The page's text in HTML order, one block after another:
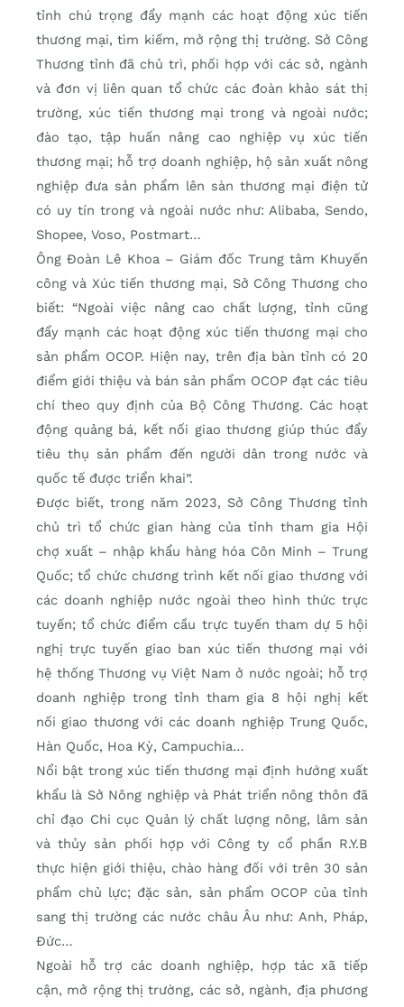
tỉnh chú trọng đẩy mạnh các hoạt động xúc tiến
thương mại, tìm kiếm, mở rộng thị trường. Sở Công
Thương tỉnh đã chủ trì, phối hợp với các sở, ngành
và đơn vị liên quan tổ chức các đoàn khảo sát thị
trường, xúc tiến thương mại trong và ngoài nước;
đào tạo, tập huấn nâng cao nghiệp vụ xúc tiến
thương mại; hỗ trợ doanh nghiệp, hộ sản xuất nông
nghiệp đưa sản phẩm lên sàn thương mại điện tử
có uy tín trong và ngoài nước như: Alibaba, Sendo,
Shopee, Voso, Postmart…
Ông Đoàn Lê Khoa – Giám đốc Trung tâm Khuyến
công và Xúc tiến thương mại, Sở Công Thương cho
biết: “Ngoài việc nâng cao chất lượng, tỉnh cũng
đẩy mạnh các hoạt động xúc tiến thương mại cho
sản phẩm OCOP. Hiện nay, trên địa bàn tỉnh có 20
điểm giới thiệu và bán sản phẩm OCOP đạt các tiêu
chí theo quy định của Bộ Công Thương. Các hoạt
động quảng bá, kết nối giao thương giúp thúc đẩy
tiêu thụ sản phẩm đến người dân trong nước và
quốc tế được triển khai”.
Được biết, trong năm 2023, Sở Công Thương tỉnh
chủ trì tổ chức gian hàng của tỉnh tham gia Hội
chợ xuất – nhập khẩu hàng hóa Côn Minh – Trung
Quốc; tổ chức chương trình kết nối giao thương với
các doanh nghiệp nước ngoài theo hình thức trực
tuyến; tổ chức điểm cầu trực tuyến tham dự 5 hội
nghị trực tuyến giao ban xúc tiến thương mại với
hệ thống Thương vụ Việt Nam ở nước ngoài; hỗ trợ
doanh nghiệp trong tỉnh tham gia 8 hội nghị kết
nối giao thương với các doanh nghiệp Trung Quốc,
Hàn Quốc, Hoa Kỳ, Campuchia…
Nổi bật trong xúc tiến thương mại định hướng xuất
khẩu là Sở Nông nghiệp và Phát triển nông thôn đã
chỉ đạo Chi cục Quản lý chất lượng nông, lâm sản
và thủy sản phối hợp với Công ty cổ phần R.Y.B
thực hiện giới thiệu, chào hàng đối với trên 30 sản
phẩm chủ lực; đặc sản, sản phẩm OCOP của tỉnh
sang thị trường các nước châu Âu như: Anh, Pháp,
Đức…
Ngoài hỗ trợ các doanh nghiệp, hợp tác xã tiếp
cận, mở rộng thị trường, các sở, ngành, địa phương